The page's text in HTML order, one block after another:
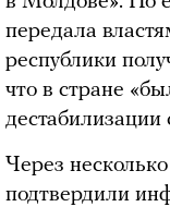
передала
республики
что в стране
дестабилизации
Через
подтвердили